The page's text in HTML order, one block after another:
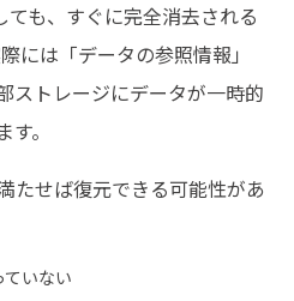
も、すぐに完全消去される
には「データの参照情報」
ストレージにデータが一時的
。
たせば復元できる可能性があ
いない